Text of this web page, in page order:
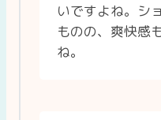
いですよね。シ
ものの、爽快感
ね。